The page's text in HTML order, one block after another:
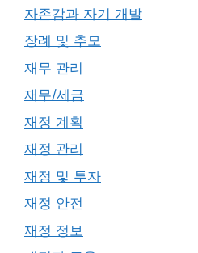
자존감과 자기 개발
장례 및 추모
재무 관리
재무/세금
재정 계획
재정 관리
재정 및 투자
재정 안전
재정 정보